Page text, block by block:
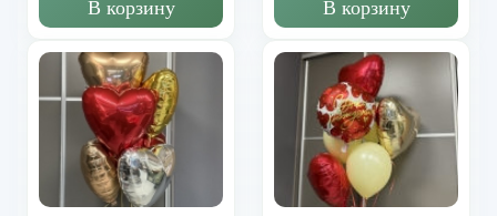
В корзину В корзину